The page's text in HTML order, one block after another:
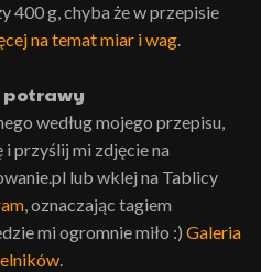
400 g, chyba że w przepisie
na temat miar i wag.
potrawy
według mojego przepisu,
i przyślij mi zdjęcie na
lub wklej na Tablicy
, oznaczając tagiem
mi ogromnie miło :) Galeria
.